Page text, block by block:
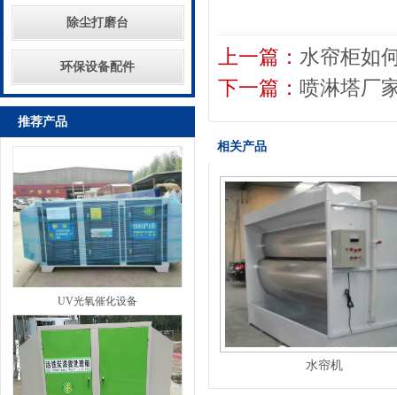
除尘打磨台
环保设备配件
推荐产品
UV光氧催化设备
上一篇： 水帘柜如
下一篇： 喷淋塔厂
相关产品
水帘机